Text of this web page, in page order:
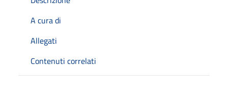
A cura di
Allegati
Contenuti correlati